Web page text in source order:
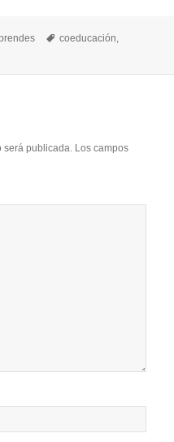
Etiquetas
coeducación
será publicada. Los campos